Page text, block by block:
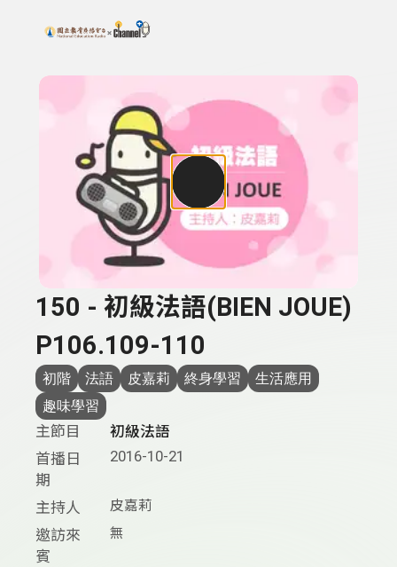
上方功能區塊
搜尋關鍵字：可輸入節目名稱、主持人或關鍵字
150 - 初級法語(BIEN JOUE)
P106.109-110
初階 法語 皮嘉莉 終身學習
生活應用
趣味學習
主節目
初級法語
首播日
期
2016-10-21
主持人 皮嘉莉
邀訪來
賓
無